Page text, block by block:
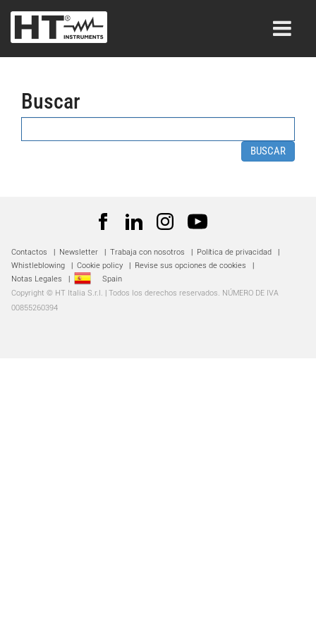
Buscar
BUSCAR
Contactos | Newsletter | Trabaja con nosotros | Política de privacidad
|
Whistleblowing
| Cookie policy | Revise sus opciones de cookies
|
Notas Legales
|
Spain
Copyright © HT Italia S.r.l. | Todos los derechos reservados. NÚMERO DE IVA
00855260394